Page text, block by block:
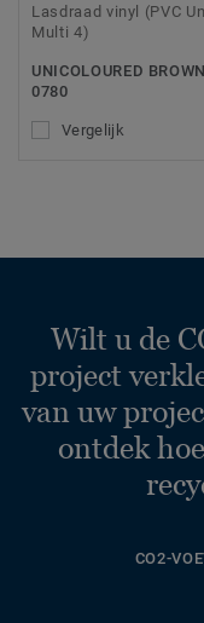
Lasdraad vinyl (PVC
Multi 4)
UNICOLOURED BROWN
0780
Vergelijk
Wilt u de
project
van uw
ontdek
CO2-